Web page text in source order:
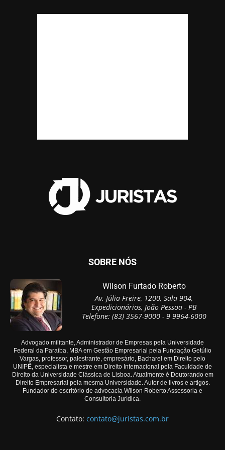
SOBRE NÓS
Wilson Furtado Roberto
Av. Júlia Freire, 1200, Sala 904,
Expedicionários, João Pessoa - PB
Telefone: (83) 3567-9000 - 9 9964-6000
Advogado militante, Administrador de Empresas pela Universidade
Federal da Paraíba, MBA em Gestão Empresarial pela Fundação Getúlio
Vargas, professor, palestrante, empresário, Bacharel em Direito pelo
UNIPÊ, especialista e mestre em Direito Internacional pela Faculdade de
Direito da Universidade Clássica de Lisboa. Atualmente é Doutorando em
Direito Empresarial pela mesma Universidade. Autor de livros e artigos.
Fundador do escritório de advocacia Wilson Roberto Assessoria e
Consultoria Jurídica.
Contato: contato@juristas.com.br